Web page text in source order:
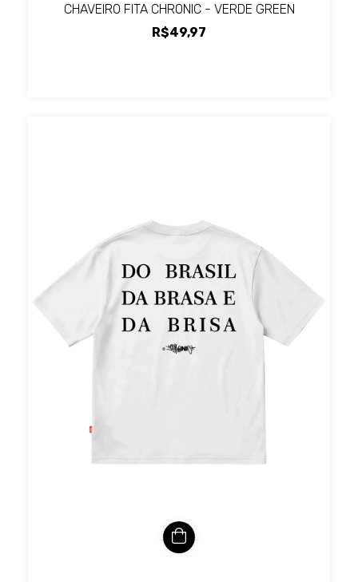
CHAVEIRO FITA CHRONIC - VERDE GREEN
R$49,97